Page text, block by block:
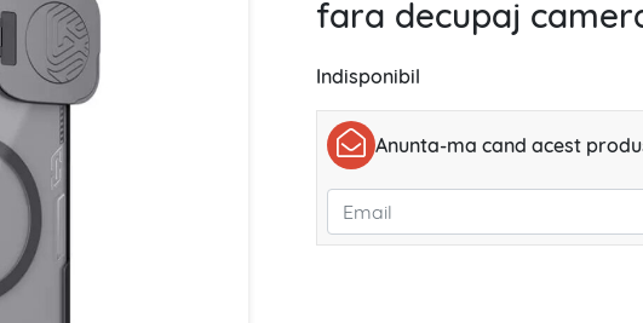
fara decupaj
Indisponibil
Anunta-ma cand acest